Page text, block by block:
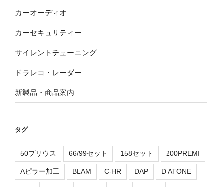
カーオーディオ
カーセキュリティー
サイレントチューニング
ドラレコ・レーダー
新製品・商品案内
タグ
50プリウス 66/99セット 158セット 200PREMI
Aピラー加工 BLAM C-HR DAP DIATONE